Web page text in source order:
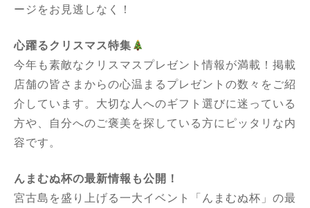
ージをお見逃しなく！
心躍るクリスマス特集
今年も素敵なクリスマスプレゼント情報が満載！掲載
店舗の皆さまからの心温まるプレゼントの数々をご紹
介しています。大切な人へのギフト選びに迷っている
方や、自分へのご褒美を探している方にピッタリな内
容です。
んまむぬ杯の最新情報も公開！
宮古島を盛り上げる一大イベント「んまむぬ杯」の最